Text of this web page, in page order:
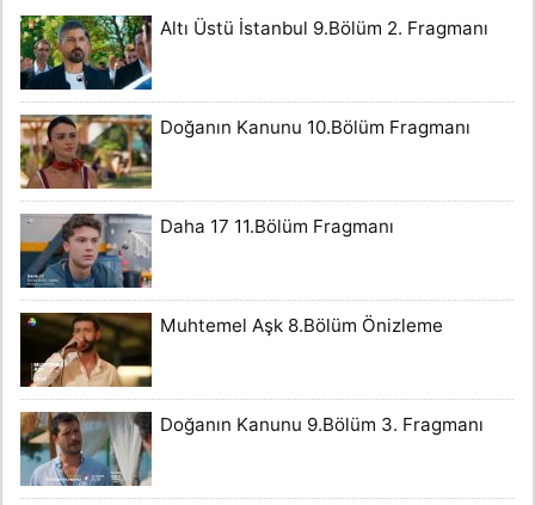
Altı Üstü İstanbul 9.Bölüm 2. Fragmanı
Doğanın Kanunu 10.Bölüm Fragmanı
Daha 17 11.Bölüm Fragmanı
Muhtemel Aşk 8.Bölüm Önizleme
Doğanın Kanunu 9.Bölüm 3. Fragmanı